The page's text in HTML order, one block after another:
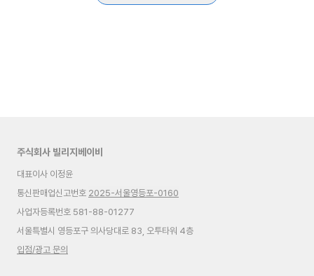
주식회사 빌리지베이비
대표이사 이정윤
통신판매업신고번호 2025-서울영등포-0160
사업자등록번호 581-88-01277
서울특별시 영등포구 의사당대로 83, 오투타워 4층
입점/광고 문의